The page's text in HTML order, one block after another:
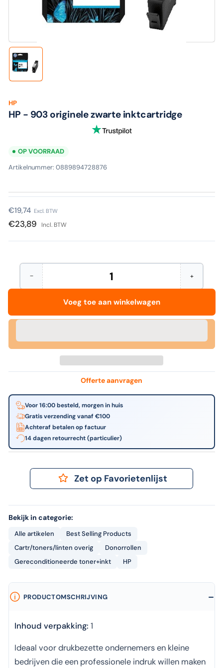
media
1
in
Laad
afbeelding
HP
HP - 903 originele zwarte inktcartridge
OP VOORRAAD
Artikelnummer: 0889894728876
Normale
prijs
€19,74 Excl. BTW
€23,89 Incl. BTW
−Aantal
verminderen
903
inktcartridge
Hoeveelheid +Verhoog
het
-
zwarte
Voeg toe aan winkelwagen
Offerte aanvragen
Voor 16:00 besteld, morgen in huis
Gratis verzending vanaf €100
Achteraf betalen op factuur
14 dagen retourrecht (particulier)
Zet op Favorietenlijst
Bekijk in categorie:
Alle artikelen
Best Selling Products
Cartr/toners/linten overig
Donorrollen
Gereconditioneerde toner+inkt
HP
PRODUCTOMSCHRIJVING
Inhoud verpakking: 1
Ideaal voor drukbezette ondernemers en kleine
bedrijven die een professionele indruk willen maken